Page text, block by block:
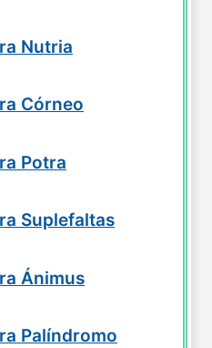
Nutria
Córneo
Potra
Suplefaltas
Ánimus
Palíndromo